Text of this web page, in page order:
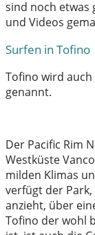
sind noch etwas
und Videos
Surfen in Tofino
Tofino wird
genannt.
Der Pacific Rim
Westküste
milden Klimas
verfügt der
anzieht, über
Tofino der wohl